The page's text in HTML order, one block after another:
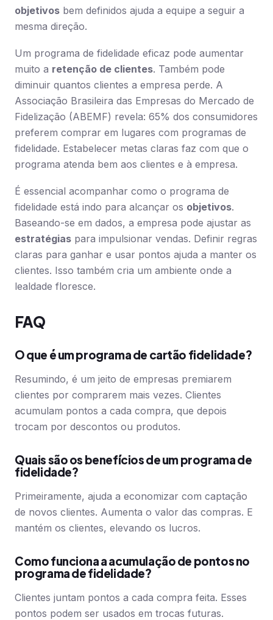
objetivos bem definidos ajuda a equipe a seguir a
mesma direção.
Um programa de fidelidade eficaz pode aumentar
muito a retenção de clientes. Também pode
diminuir quantos clientes a empresa perde. A
Associação Brasileira das Empresas do Mercado de
Fidelização (ABEMF) revela: 65% dos consumidores
preferem comprar em lugares com programas de
fidelidade. Estabelecer metas claras faz com que o
programa atenda bem aos clientes e à empresa.
É essencial acompanhar como o programa de
fidelidade está indo para alcançar os objetivos.
Baseando-se em dados, a empresa pode ajustar as
estratégias para impulsionar vendas. Definir regras
claras para ganhar e usar pontos ajuda a manter os
clientes. Isso também cria um ambiente onde a
lealdade floresce.
FAQ
O que é um programa de cartão fidelidade?
Resumindo, é um jeito de empresas premiarem
clientes por comprarem mais vezes. Clientes
acumulam pontos a cada compra, que depois
trocam por descontos ou produtos.
Quais são os benefícios de um programa de
fidelidade?
Primeiramente, ajuda a economizar com captação
de novos clientes. Aumenta o valor das compras. E
mantém os clientes, elevando os lucros.
Como funciona a acumulação de pontos no
programa de fidelidade?
Clientes juntam pontos a cada compra feita. Esses
pontos podem ser usados em trocas futuras.